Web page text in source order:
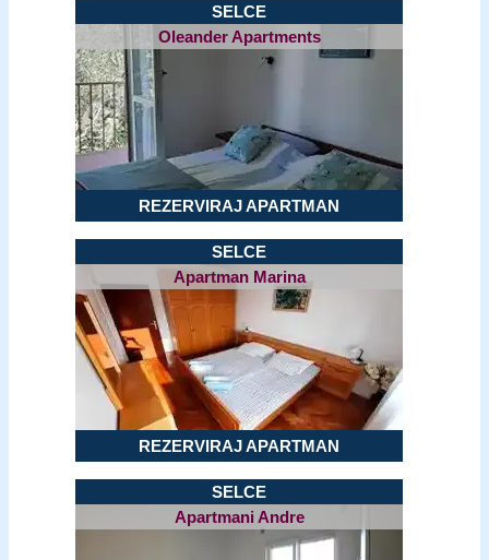
SELCE
Oleander Apartments
REZERVIRAJ APARTMAN
SELCE
Apartman Marina
REZERVIRAJ APARTMAN
SELCE
Apartmani Andre